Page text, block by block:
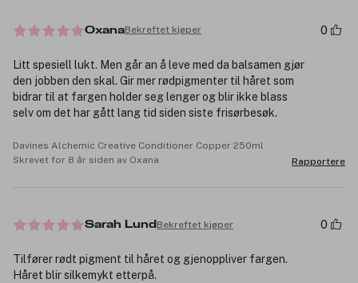
OxanaBekreftet kjøper 0
Litt spesiell lukt. Men går an å leve med da balsamen gjør
den jobben den skal. Gir mer rødpigmenter til håret som
bidrar til at fargen holder seg lenger og blir ikke blass
selv om det har gått lang tid siden siste frisørbesøk.
Davines Alchemic Creative Conditioner Copper 250ml
Skrevet for 8 år siden av Oxana
Rapportere
Sarah Lund Bekreftet kjøper 0
Tilfører rødt pigment til håret og gjenoppliver fargen.
Håret blir silkemykt etterpå.